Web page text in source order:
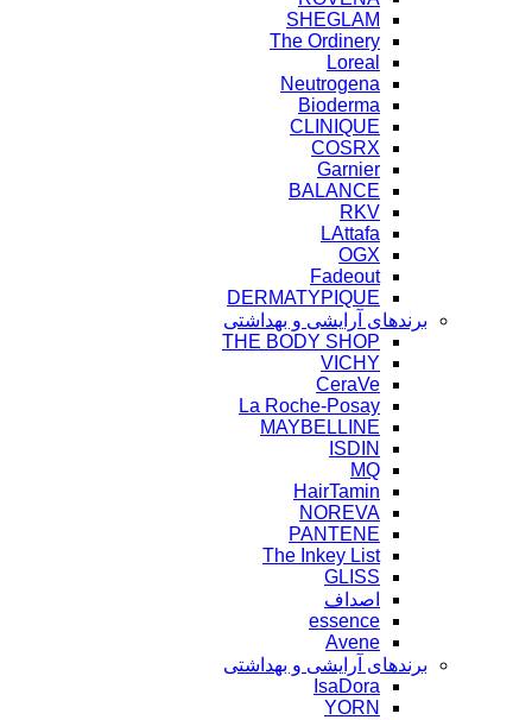
SHEGLAM
The Ordinery
Loreal
Neutrogena
Bioderma
CLINIQUE
COSRX
Garnier
BALANCE
RKV
LAttafa
OGX
Fadeout
DERMATYPIQUE
برندهای آرایشی و بهداشتی
THE BODY SHOP
VICHY
CeraVe
La Roche-Posay
MAYBELLINE
ISDIN
MQ
HairTamin
NOREVA
PANTENE
The Inkey List
GLISS
اصداف
essence
Avene
برندهای آرایشی و بهداشتی
IsaDora
YORN